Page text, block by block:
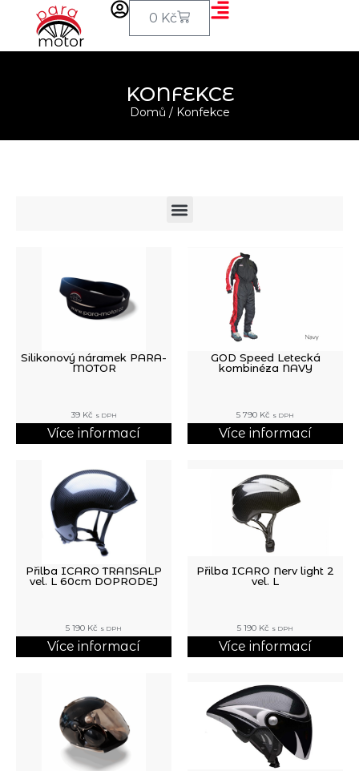
0 Kč
KONFEKCE
Domů / Konfekce
Silikonový náramek PARA-
MOTOR
39 Kč s DPH
Více informací
GOD Speed Letecká
kombinéza NAVY
5 790 Kč s DPH
Více informací
Přilba ICARO TRANSALP
vel. L 60cm DOPRODEJ
5 190 Kč s DPH
Více informací
Přilba ICARO Nerv light 2
vel. L
5 190 Kč s DPH
Více informací